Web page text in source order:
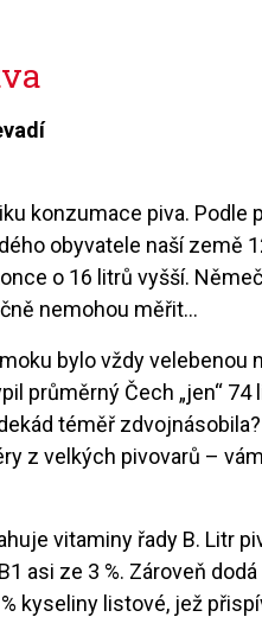
konzumace piva. Podle
obyvatele naší země
o 16 litrů vyšší.
nemohou měřit…
bylo vždy velebenou
průměrný Čech „jen“
téměř
z velkých pivovarů –
vitaminy řady B. Litr
asi ze 3 %. Zároveň dodá
kyseliny listové, jež